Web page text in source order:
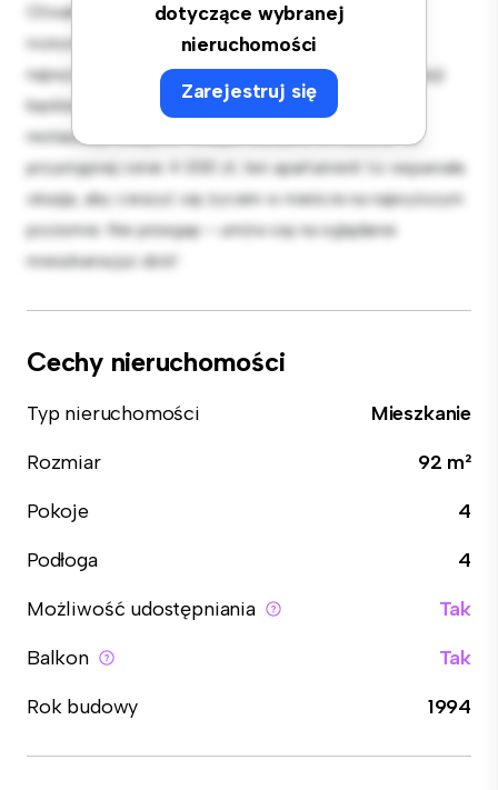
dotyczące wybranej
nieruchomości
Zarejestruj się
Otwarta koncepcja układu idealnie nadaje się do
rozrywki, a elegancka kuchnia jest wyposażona w
najwyższej jakości sprzęt. Dzięki doskonałej lokalizacji
będziesz zaledwie kilka kroków od najlepszych
restauracji, sklepów i miejsc rozrywki w mieście. W
przystępnej cenie 4 000 zł, ten apartament to wspaniała
okazja, aby cieszyć się życiem w mieście na najwyższym
poziomie. Nie przegap – umów się na oglądanie
mieszkania już dziś!
Cechy nieruchomości
Typ nieruchomości
Mieszkanie
Rozmiar
92 m²
Pokoje
4
Podłoga
4
Możliwość udostępniania
Tak
Balkon
Tak
Rok budowy
1994